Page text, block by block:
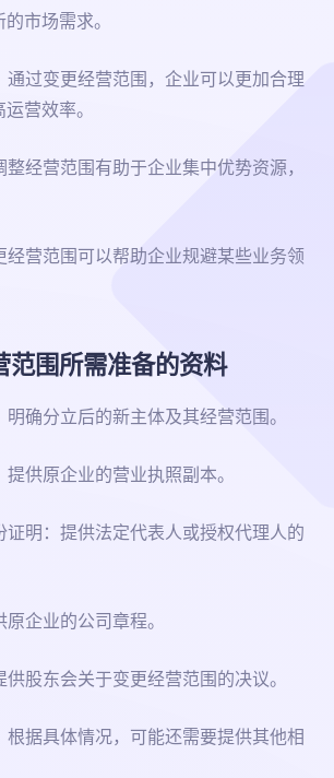
市场需求。
通过变更经营范围，企业可以更加合理
营效率。
经营范围有助于企业集中优势资源，
经营范围可以帮助企业规避某些业务领
范围所需准备的资料
确分立后的新主体及其经营范围。
供原企业的营业执照副本。
证明：提供法定代表人或授权代理人的
企业的公司章程。
股东会关于变更经营范围的决议。
根据具体情况，可能还需要提供其他相